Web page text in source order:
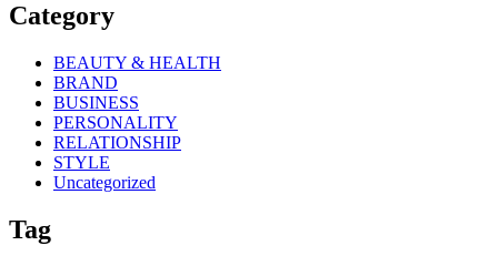
Category
BEAUTY & HEALTH
BRAND
BUSINESS
PERSONALITY
RELATIONSHIP
STYLE
Uncategorized
Tag